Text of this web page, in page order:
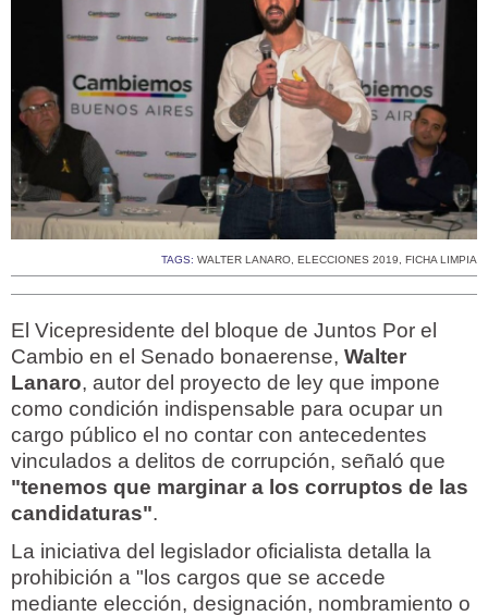
TAGS: WALTER LANARO, ELECCIONES 2019, FICHA LIMPIA
El Vicepresidente del bloque de Juntos Por el
Cambio en el Senado bonaerense, Walter
Lanaro, autor del proyecto de ley que impone
como condición indispensable para ocupar un
cargo público el no contar con antecedentes
vinculados a delitos de corrupción, señaló que
"tenemos que marginar a los corruptos de las
candidaturas".
La iniciativa del legislador oficialista detalla la
prohibición a "los cargos que se accede
mediante elección, designación, nombramiento o